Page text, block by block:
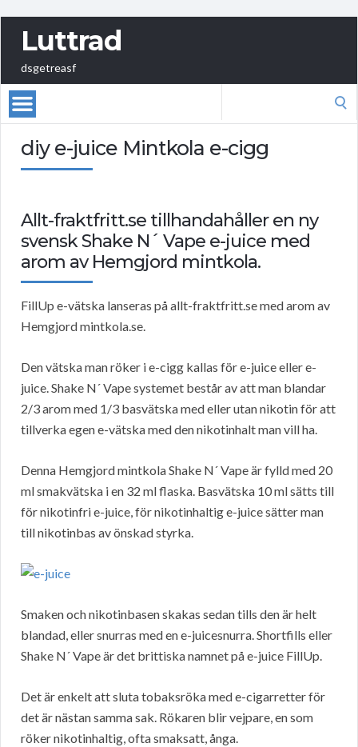
Luttrad
dsgetreasf
diy e-juice Mintkola e-cigg
Allt-fraktfritt.se tillhandahåller en ny
svensk Shake N´ Vape e-juice med
arom av Hemgjord mintkola.
FillUp e-vätska lanseras på allt-fraktfritt.se med arom av
Hemgjord mintkola.se.
Den vätska man röker i e-cigg kallas för e-juice eller e-
juice. Shake N´ Vape systemet består av att man blandar
2/3 arom med 1/3 basvätska med eller utan nikotin för att
tillverka egen e-vätska med den nikotinhalt man vill ha.
Denna Hemgjord mintkola Shake N´ Vape är fylld med 20
ml smakvätska i en 32 ml flaska. Basvätska 10 ml sätts till
för nikotinfri e-juice, för nikotinhaltig e-juice sätter man
till nikotinbas av önskad styrka.
Smaken och nikotinbasen skakas sedan tills den är helt
blandad, eller snurras med en e-juicesnurra. Shortfills eller
Shake N´ Vape är det brittiska namnet på e-juice FillUp.
Det är enkelt att sluta tobaksröka med e-cigarretter för
det är nästan samma sak. Rökaren blir vejpare, en som
röker nikotinhaltig, ofta smaksatt, ånga.